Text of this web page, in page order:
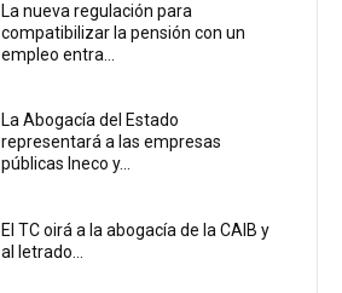
La nueva regulación para
compatibilizar la pensión con un
empleo entra...
La Abogacía del Estado
representará a las empresas
públicas Ineco y...
El TC oirá a la abogacía de la CAIB y
al letrado...